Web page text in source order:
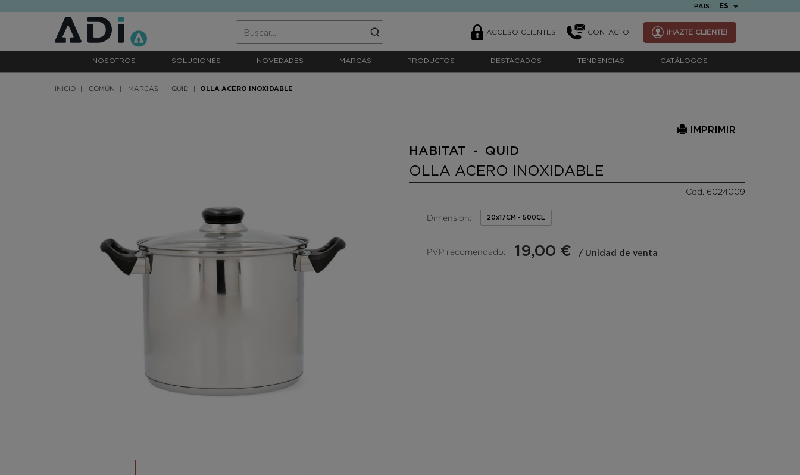
PAIS: TEXT.LANGUAGE
ES
ACCESO CLIENTES CONTACTO ¡HAZTE CLIENTE!
NOSOTROS SOLUCIONES NOVEDADES MARCAS PRODUCTOS DESTACADOS TENDENCIAS CATÁLOGOS
INICIO COMÚN MARCAS QUID OLLA ACERO INOXIDABLE
IMPRIMIR
HABITAT - QUID
OLLA ACERO INOXIDABLE
Cod. 6024009
Dimension: 20x17CM - 500CL
PVP recomendado: 19,00 € / Unidad de venta